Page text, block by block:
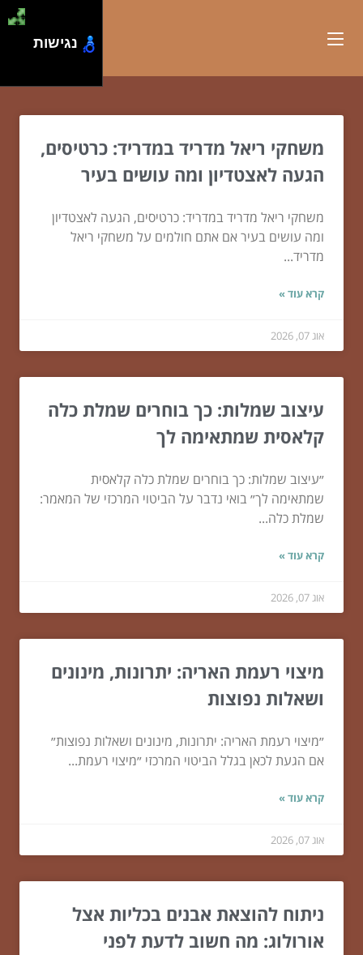
משחקי ריאל מדריד במדריד: כרטיסים,
הגעה לאצטדיון ומה עושים בעיר
משחקי ריאל מדריד במדריד: כרטיסים, הגעה לאצטדיון
ומה עושים בעיר אם אתם חולמים על משחקי ריאל
מדריד...
קרא עוד »
אוג 07, 2026
עיצוב שמלות: כך בוחרים שמלת כלה
קלאסית שמתאימה לך
״עיצוב שמלות: כך בוחרים שמלת כלה קלאסית
שמתאימה לך״ בואי נדבר על הביטוי המרכזי של המאמר:
שמלת כלה...
קרא עוד »
אוג 07, 2026
מיצוי רעמת האריה: יתרונות, מינונים
ושאלות נפוצות
״מיצוי רעמת האריה: יתרונות, מינונים ושאלות נפוצות״
אם הגעת לכאן בגלל הביטוי המרכזי ״מיצוי רעמת...
קרא עוד »
אוג 07, 2026
ניתוח להוצאת אבנים בכליות אצל
אורולוג: מה חשוב לדעת לפני
נגישות